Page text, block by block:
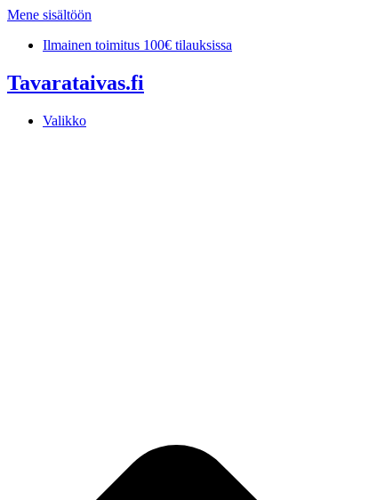
Mene sisältöön
Ilmainen toimitus 100€ tilauksissa
Tavarataivas.fi
Valikko